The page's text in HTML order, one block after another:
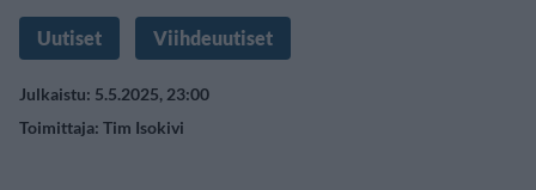
Uutiset Viihdeuutiset
Julkaistu: 5.5.2025, 23:00
Toimittaja: Tim Isokivi